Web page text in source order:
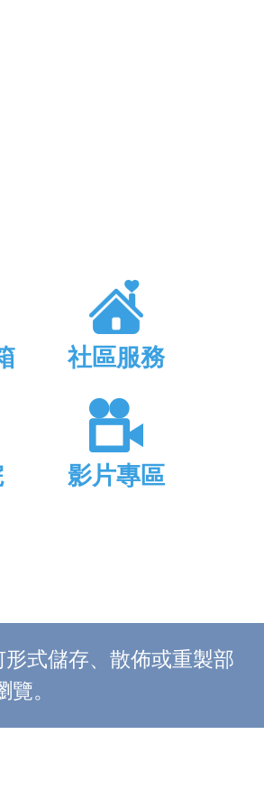
社區服務
影片專區
式儲存、散佈或重製部
。